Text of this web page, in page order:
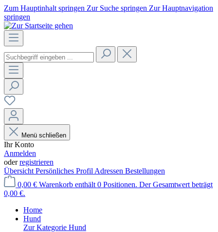
Zum Hauptinhalt springen Zur Suche springen Zur Hauptnavigation
springen
Menü schließen
Ihr Konto
Anmelden
oderregistrieren
Übersicht Persönliches Profil Adressen Bestellungen
0,00 € Warenkorb enthält 0 Positionen. Der Gesamtwert beträgt
0,00 €.
Home
Hund
Zur Kategorie Hund